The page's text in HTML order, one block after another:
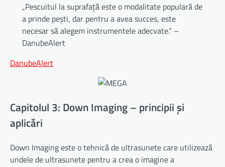
„Pescuitul la suprafață este o modalitate populară de
a prinde pești, dar pentru a avea succes, este
necesar să alegem instrumentele adecvate.” –
DanubeAlert
DanubeAlert
Capitolul 3: Down Imaging – principii și
aplicări
Down Imaging este o tehnică de ultrasunete care utilizează
undele de ultrasunete pentru a crea o imagine a